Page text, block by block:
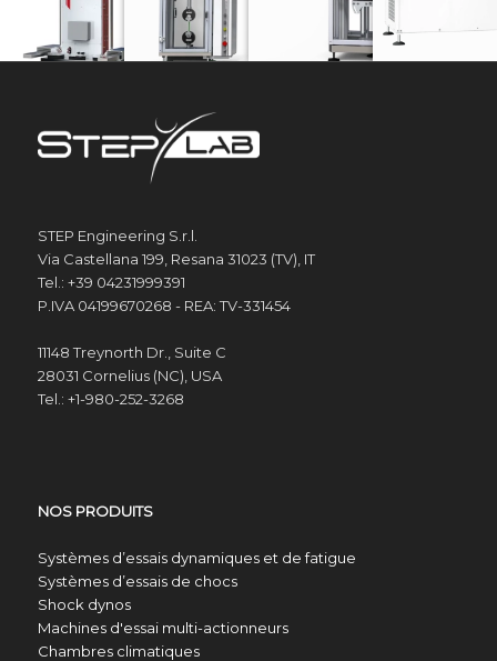
STEP Engineering S.r.l.
Via Castellana 199, Resana 31023 (TV), IT
Tel.: +39 04231999391
P.IVA 04199670268 - REA: TV-331454
11148 Treynorth Dr., Suite C
28031 Cornelius (NC), USA
Tel.: +1-980-252-3268
NOS PRODUITS
Systèmes d’essais dynamiques et de fatigue
Systèmes d’essais de chocs
Shock dynos
Machines d'essai multi-actionneurs
Chambres climatiques